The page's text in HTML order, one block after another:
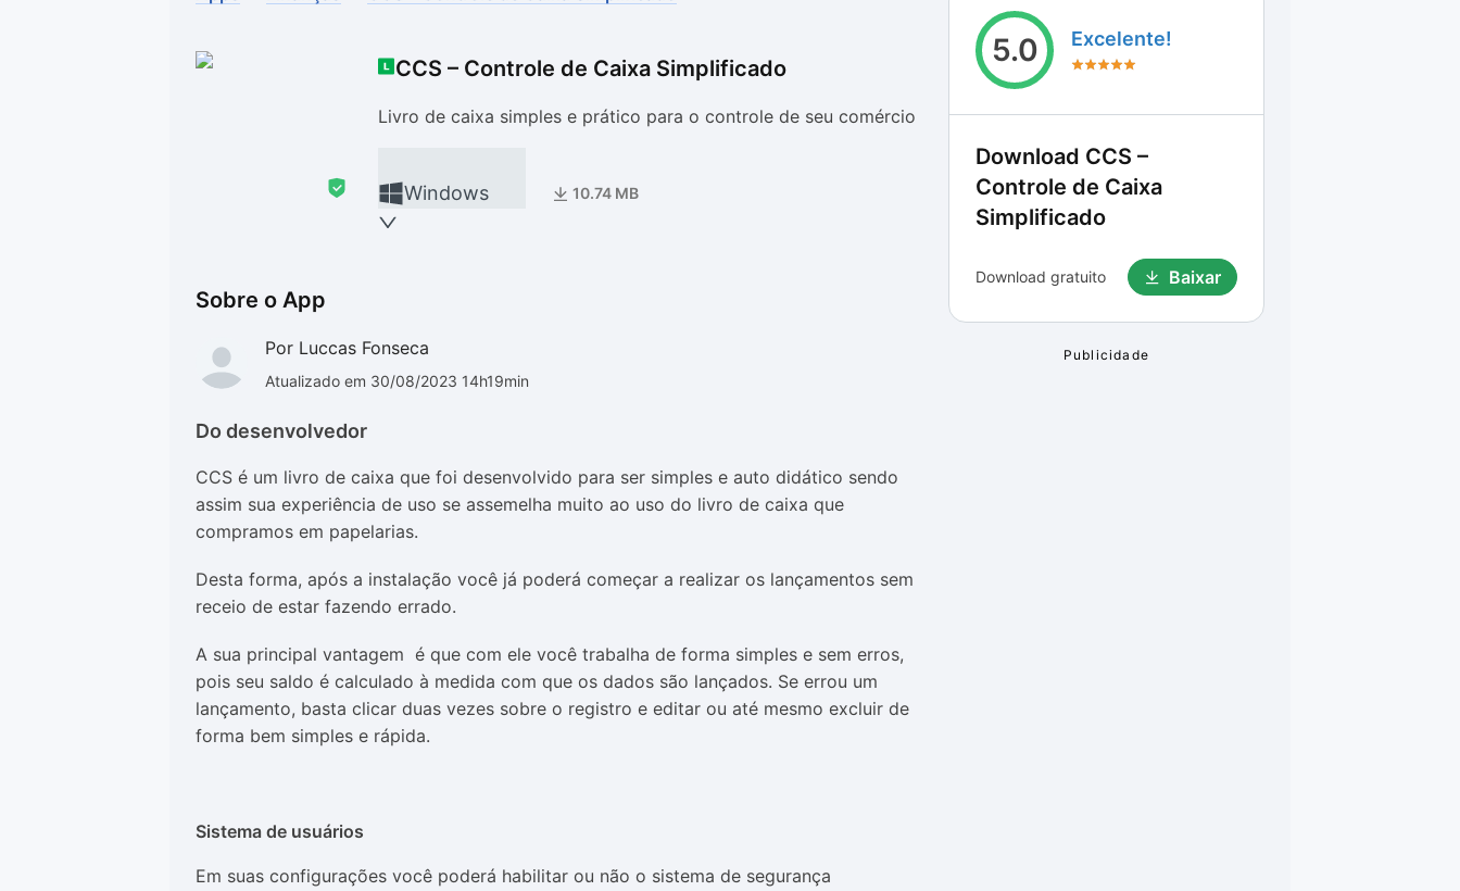
CCS – Controle de Caixa Simplificado
Livro de caixa simples e prático para o controle de seu comércio
Windows 10.74 MB
Sobre o App
Por Luccas Fonseca
Atualizado em 30/08/2023 14h19min
Do desenvolvedor
CCS é um livro de caixa que foi desenvolvido para ser simples e auto didático sendo
assim sua experiência de uso se assemelha muito ao uso do livro de caixa que
compramos em papelarias.
Desta forma, após a instalação você já poderá começar a realizar os lançamentos sem
receio de estar fazendo errado.
A sua principal vantagem é que com ele você trabalha de forma simples e sem erros,
pois seu saldo é calculado à medida com que os dados são lançados. Se errou um
lançamento, basta clicar duas vezes sobre o registro e editar ou até mesmo excluir de
forma bem simples e rápida.
Sistema de usuários
Em suas configurações você poderá habilitar ou não o sistema de segurança
5.0 Excelente!
Download CCS –
Controle de Caixa
Simplificado
Download gratuito Baixar